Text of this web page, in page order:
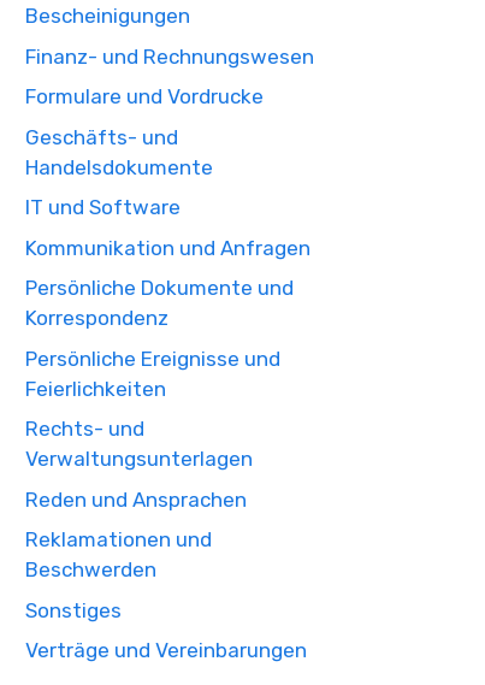
Bescheinigungen
Finanz- und Rechnungswesen
Formulare und Vordrucke
Geschäfts- und
Handelsdokumente
IT und Software
Kommunikation und Anfragen
Persönliche Dokumente und
Korrespondenz
Persönliche Ereignisse und
Feierlichkeiten
Rechts- und
Verwaltungsunterlagen
Reden und Ansprachen
Reklamationen und
Beschwerden
Sonstiges
Verträge und Vereinbarungen